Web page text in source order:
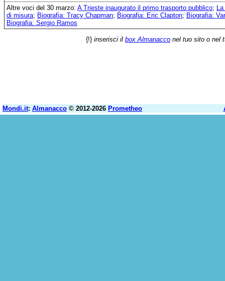
Altre voci del 30 marzo: A Trieste inaugurato il primo trasporto pubblico;
di misura; Biografia: Tracy Chapman; Biografia: Eric Clapton; Biografia:
Biografia: Sergio Ramos
{!} inserisci il box Almanacco nel tuo sito o nel
Mondi.it: Almanacco © 2012-2026 Prometheo